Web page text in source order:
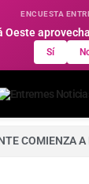
ENCUESTA
Oeste
Sí